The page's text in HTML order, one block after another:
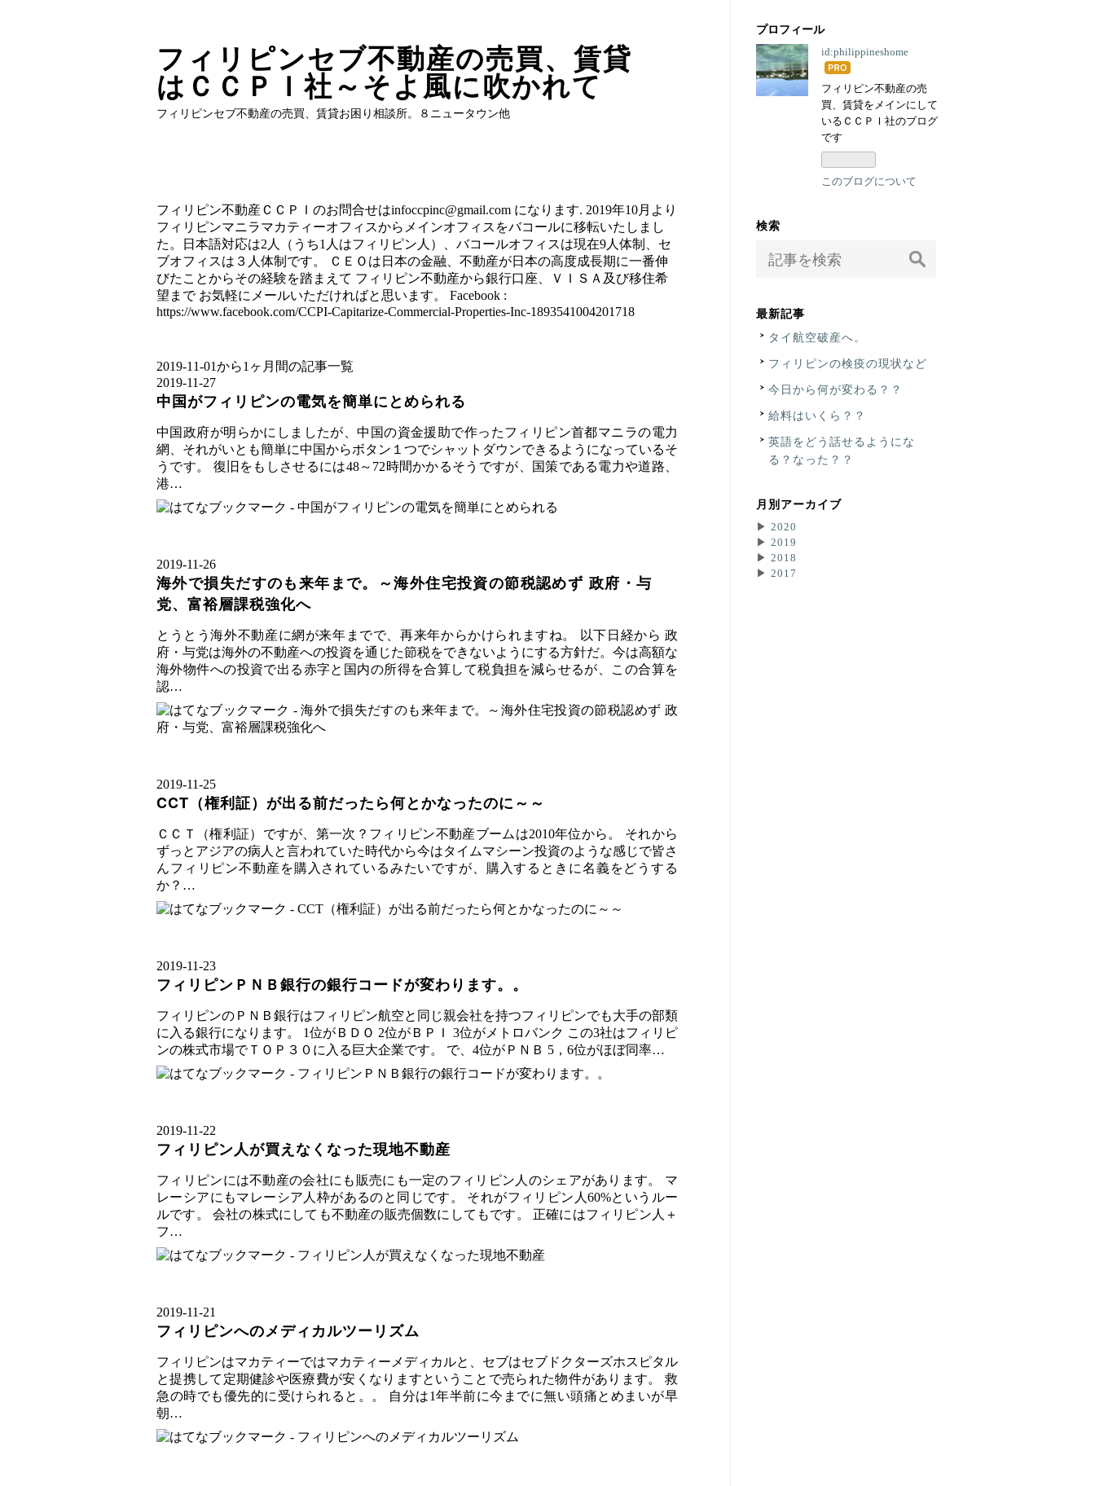
フィリピンセブ不動産の売買、賃貸
はＣＣＰＩ社～そよ風に吹かれて
フィリピンセブ不動産の売買、賃貸お困り相談所。８ニュータウン他
フィリピン不動産ＣＣＰＩのお問合せはinfoccpinc@gmail.com になります. 2019年10月より
フィリピンマニラマカティーオフィスからメインオフィスをバコールに移転いたしまし
た。日本語対応は2人（うち1人はフィリピン人）、バコールオフィスは現在9人体制、セ
ブオフィスは３人体制です。 ＣＥＯは日本の金融、不動産が日本の高度成長期に一番伸
びたことからその経験を踏まえて フィリピン不動産から銀行口座、ＶＩＳＡ及び移住希
望まで お気軽にメールいただければと思います。 Facebook :
https://www.facebook.com/CCPI-Capitarize-Commercial-Properties-Inc-1893541004201718
2019-11-01から1ヶ月間の記事一覧
2019-11-27
中国がフィリピンの電気を簡単にとめられる
中国政府が明らかにしましたが、中国の資金援助で作ったフィリピン首都マニラの電力
網、それがいとも簡単に中国からボタン１つでシャットダウンできるようになっているそ
うです。 復旧をもしさせるには48～72時間かかるそうですが、国策である電力や道路、
港…
2019-11-26
海外で損失だすのも来年まで。～海外住宅投資の節税認めず 政府・与
党、富裕層課税強化へ
とうとう海外不動産に網が来年までで、再来年からかけられますね。 以下日経から 政
府・与党は海外の不動産への投資を通じた節税をできないようにする方針だ。今は高額な
海外物件への投資で出る赤字と国内の所得を合算して税負担を減らせるが、この合算を
認…
2019-11-25
CCT（権利証）が出る前だったら何とかなったのに～～
ＣＣＴ（権利証）ですが、第一次？フィリピン不動産ブームは2010年位から。 それから
ずっとアジアの病人と言われていた時代から今はタイムマシーン投資のような感じで皆さ
んフィリピン不動産を購入されているみたいですが、購入するときに名義をどうする
か？…
2019-11-23
フィリピンＰＮＢ銀行の銀行コードが変わります。。
フィリピンのＰＮＢ銀行はフィリピン航空と同じ親会社を持つフィリピンでも大手の部類
に入る銀行になります。 1位がＢＤＯ 2位がＢＰＩ 3位がメトロバンク この3社はフィリピ
ンの株式市場でＴＯＰ３０に入る巨大企業です。 で、4位がＰＮＢ 5，6位がほぼ同率…
2019-11-22
フィリピン人が買えなくなった現地不動産
フィリピンには不動産の会社にも販売にも一定のフィリピン人のシェアがあります。 マ
レーシアにもマレーシア人枠があるのと同じです。 それがフィリピン人60%というルー
ルです。 会社の株式にしても不動産の販売個数にしてもです。 正確にはフィリピン人＋
フ…
2019-11-21
フィリピンへのメディカルツーリズム
フィリピンはマカティーではマカティーメディカルと、セブはセブドクターズホスピタル
と提携して定期健診や医療費が安くなりますということで売られた物件があります。 救
急の時でも優先的に受けられると。。 自分は1年半前に今までに無い頭痛とめまいが早
朝…
プロフィール
id:philippineshome
はて
なブ
ログ
Pro
フィリピン不動産の売
買、賃貸をメインにして
いるＣＣＰＩ社のブログ
です
このブログについて
検索
最新記事
タイ航空破産へ。
フィリピンの検疫の現状など
今日から何が変わる？？
給料はいくら？？
英語をどう話せるようにな
る？なった？？
月別アーカイブ
▶ 2020
▶ 2019
▶ 2018
▶ 2017